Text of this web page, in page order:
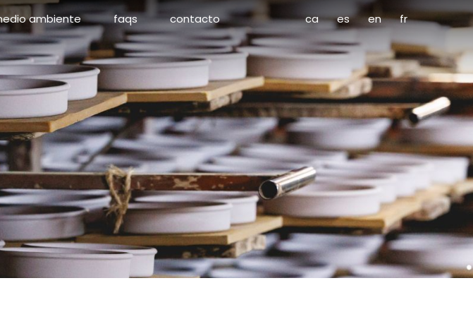
ambiente faqs contacto ca es en fr